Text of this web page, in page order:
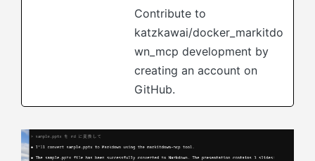
Contribute to
katzkawai/docker_markitdo
wn_mcp development by
creating an account on
GitHub.